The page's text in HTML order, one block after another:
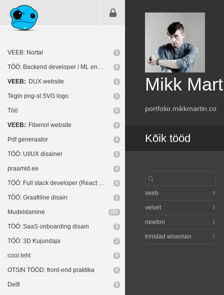
VEEB: Nortal 1
TÖÖ: Backend developer / ML engineer 0
VEEB: DUX website 1
Tegin png-st SVG logo 1
Töö 0
VEEB: Fibenol website 0
Pdf generaator 3
TÖÖ: UI/UX disainer 1
praamid.ee 4
TÖÖ: Full stack developer (React Native / NodeJS) 0
TÖÖ: Graafiline disain 1
Mudeldamine 251
TÖÖ: SaaS onboarding disain 3
TÖÖ: 3D Kujundaja 1
cool leht 0
OTSIN TÖÖD: front-end praktika 0
Delfi 0
Mikk
portfolio.mikkmartin.co
Kõik tööd
veeb 3
velvet 2
newton 1
trinidad wiseman 1